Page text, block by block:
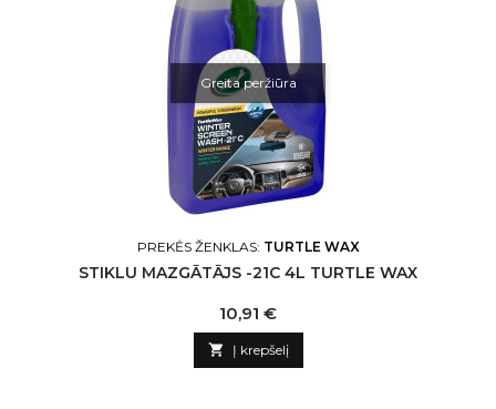
Greita peržiūra
PREKĖS ŽENKLAS: TURTLE WAX
STIKLU MAZGĀTĀJS -21C 4L TURTLE WAX
Kaina
10,91 €
 Į krepšelį